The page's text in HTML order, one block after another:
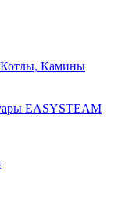
Котлы, Камины
EASYSTEAM